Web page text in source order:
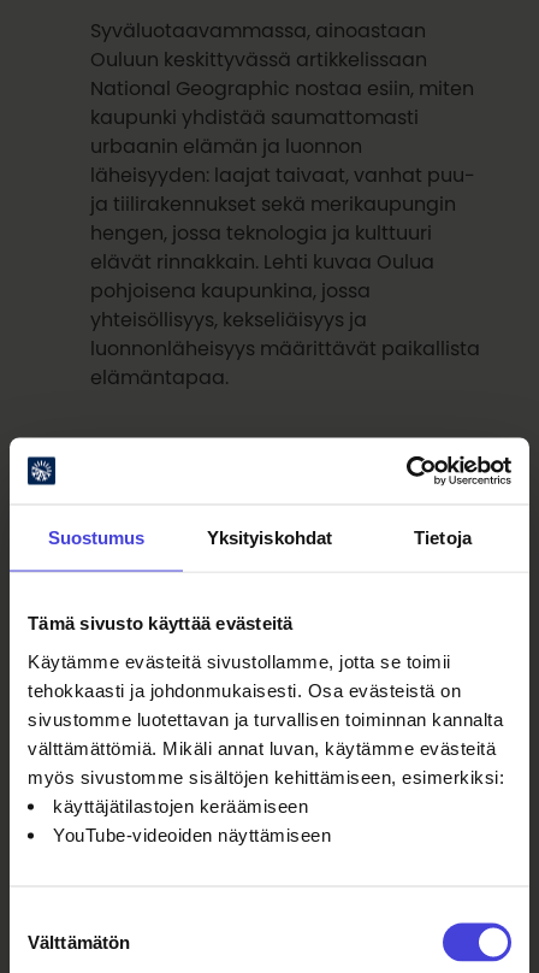
Suostumus Yksityiskohdat Tietoja
Tämä sivusto käyttää evästeitä
Käytämme evästeitä sivustollamme, jotta se toimii
tehokkaasti ja johdonmukaisesti. Osa evästeistä on
sivustomme luotettavan ja turvallisen toiminnan kannalta
välttämättömiä. Mikäli annat luvan, käytämme evästeitä
myös sivustomme sisältöjen kehittämiseen, esimerkiksi:
käyttäjätilastojen keräämiseen
YouTube-videoiden näyttämiseen
valinta
Välttämätön
Syväluotaavammassa, ainoastaan
Ouluun keskittyvässä artikkelissaan
National Geographic nostaa esiin, miten
kaupunki yhdistää saumattomasti
urbaanin elämän ja luonnon
läheisyyden: laajat taivaat, vanhat puu-
ja tiilirakennukset sekä merikaupungin
hengen, jossa teknologia ja kulttuuri
elävät rinnakkain. Lehti kuvaa Oulua
pohjoisena kaupunkina, jossa
yhteisöllisyys, kekseliäisyys ja
luonnonläheisyys määrittävät paikallista
elämäntapaa.
Helppo yhteys pohjoiseen
artikkelissaan talvikaudella avautuvan
uuden Pendolino Plus -matkustusluokan,
pohjoiseen entisestään. Lisäksi
lentoyhteyksien kasvu Ouluun helpottaa
erityisesti kansainvälisten matkailijoiden
saapumista pohjoiseen
kulttuuripääkaupunkiin.
Best of the